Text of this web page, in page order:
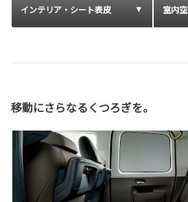
インテリア・シート表皮 室内
移動にさらなるくつろぎを。